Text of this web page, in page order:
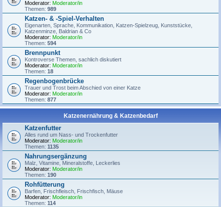
Moderator: Moderator/in
Themen: 989
Katzen- & -Spiel-Verhalten
Eigenarten, Sprache, Kommunikation, Katzen-Spielzeug, Kunststücke,
Katzenminze, Baldrian & Co
Moderator: Moderator/in
Themen: 594
Brennpunkt
Kontroverse Themen, sachlich diskutiert
Moderator: Moderator/in
Themen: 18
Regenbogenbrücke
Trauer und Trost beim Abschied von einer Katze
Moderator: Moderator/in
Themen: 877
Katzenernährung & Katzenbedarf
Katzenfutter
Alles rund um Nass- und Trockenfutter
Moderator: Moderator/in
Themen: 1135
Nahrungsergänzung
Malz, Vitamine, Mineralstoffe, Leckerlies
Moderator: Moderator/in
Themen: 190
Rohfütterung
Barfen, Frischfleisch, Frischfisch, Mäuse
Moderator: Moderator/in
Themen: 114